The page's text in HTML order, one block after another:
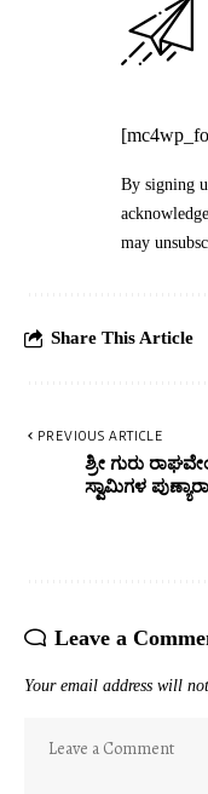
By signing
may
Share This Article
PREVIOUS ARTICLE
ಶ್ರೀ ಗುರು
ಸ್ವಾಮಿಗಳ
Leave a
Your email address will